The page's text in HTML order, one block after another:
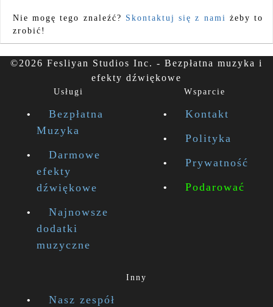
Nie mogę tego znaleźć? Skontaktuj się z nami żeby to
zrobić!
©2026 Fesliyan Studios Inc. - Bezpłatna muzyka i
efekty dźwiękowe
Usługi
Bezpłatna
Muzyka
Darmowe
efekty
dźwiękowe
Najnowsze
dodatki
muzyczne
Wsparcie
Kontakt
Polityka
Prywatność
Podarować
Inny
Nasz zespół